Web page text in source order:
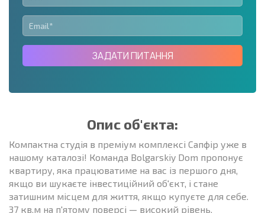
ЗАДАТИ ПИТАННЯ
Опис об'єкта:
Компактна студія в преміум комплексі Сапфір уже в
нашому каталозі! Команда Bolgarskiy Dom пропонує
квартиру, яка працюватиме на вас із першого дня,
якщо ви шукаєте інвестиційний об'єкт, і стане
затишним місцем для життя, якщо купуєте для себе.
37 кв.м на п'ятому поверсі — високий рівень,